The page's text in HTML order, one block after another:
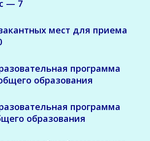
— 7
мест для приема
программа
образования
программа
образования